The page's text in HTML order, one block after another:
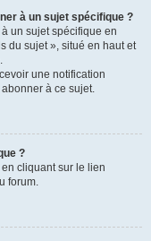
à un sujet spécifique ?
un sujet spécifique en
du sujet », situé en haut et
une notification
à ce sujet.
?
cliquant sur le lien
forum.